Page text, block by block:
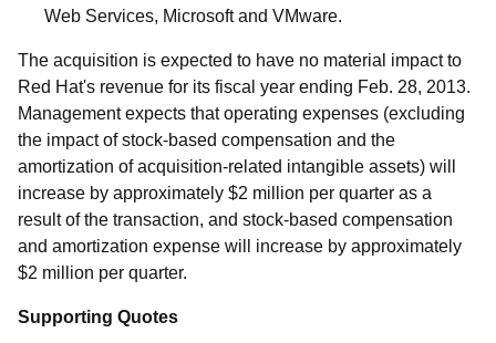
Web Services, Microsoft and VMware.
The acquisition is expected to have no material impact to
Red Hat's revenue for its fiscal year ending Feb. 28, 2013.
Management expects that operating expenses (excluding
the impact of stock-based compensation and the
amortization of acquisition-related intangible assets) will
increase by approximately $2 million per quarter as a
result of the transaction, and stock-based compensation
and amortization expense will increase by approximately
$2 million per quarter.
Supporting Quotes